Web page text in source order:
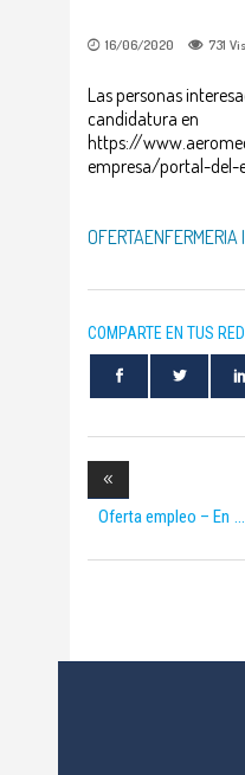
16/06/2020 731
Las personas
candidatura en
https://
empresa/portal-del-
COMPARTE EN TUS
Oferta empleo – En